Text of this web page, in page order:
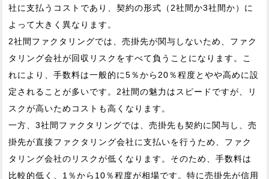
社に支払うコストであり、契約の形式（2社間か3社間か）に
よって大きく異なります。
2社間ファクタリングでは、売掛先が関与しないため、ファク
タリング会社が回収リスクをすべて負うことになります。こ
れにより、手数料は一般的に5％から20％程度とやや高めに設
定されることが多いです。2社間の魅力はスピードですが、リ
スクが高いためコストも高くなります。
一方、3社間ファクタリングでは、売掛先も契約に関与し、売
掛先が直接ファクタリング会社に支払いを行うため、ファク
タリング会社のリスクが低くなります。そのため、手数料は
比較的低く、1％から10％程度が相場です。特に売掛先が信用